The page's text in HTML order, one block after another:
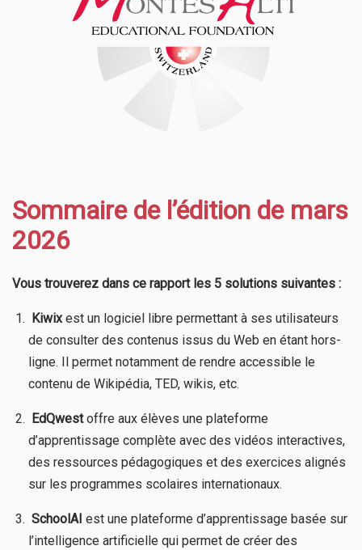
Sommaire de l’édition de mars
2026
Vous trouverez dans ce rapport les 5 solutions suivantes :
Kiwixest un logiciel libre permettant à ses utilisateurs
de consulter des contenus issus du Web en étant hors-
ligne. Il permet notamment de rendre accessible le
contenu de Wikipédia, TED, wikis, etc.
EdQwestoffre aux élèves une plateforme
d’apprentissage complète avec des vidéos interactives,
des ressources pédagogiques et des exercices alignés
sur les programmes scolaires internationaux.
SchoolAI est une plateforme d’apprentissage basée sur
l’intelligence artificielle qui permet de créer des